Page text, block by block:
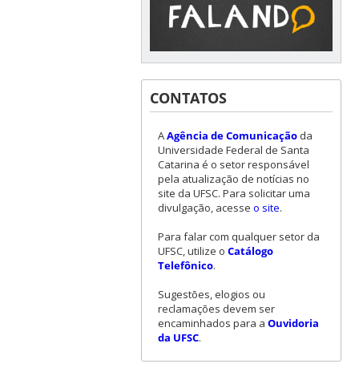
CONTATOS
AAgência de Comunicaçãoda
Universidade Federal de Santa
Catarina é o setor responsável
pela atualização de notícias no
site da UFSC. Para solicitar uma
divulgação, acesse o site.
Para falar com qualquer setor da
UFSC, utilize o Catálogo
Telefônico.
Sugestões, elogios ou
reclamações devem ser
encaminhados para a Ouvidoria
da UFSC.